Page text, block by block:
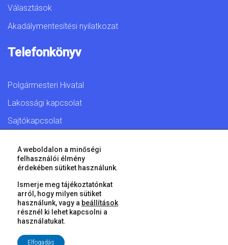
Választások
Akadálymentesítési nyilatkozat
Telefonkönyv
Polgármesteri Hivatal
Lakossági kapcsolat
Sajtókapcsolat
© 2026 Győr Megyei Jogú Város • Minden jog fenntartva!
A weboldalon a minőségi
felhasználói élmény
érdekében sütiket használunk.
Ismerje meg tájékoztatónkat
arról, hogy milyen sütiket
használunk, vagy a beállítások
résznél ki lehet kapcsolni a
használatukat.
Elfogadás